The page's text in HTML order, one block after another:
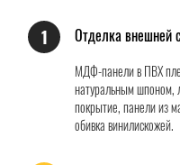
1 Отделка внешней
МДФ-панели в ПВХ
натуральным шпоном,
покрытие, панели из
обивка винилискожей.